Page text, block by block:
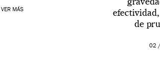
VER MÁS
de
02